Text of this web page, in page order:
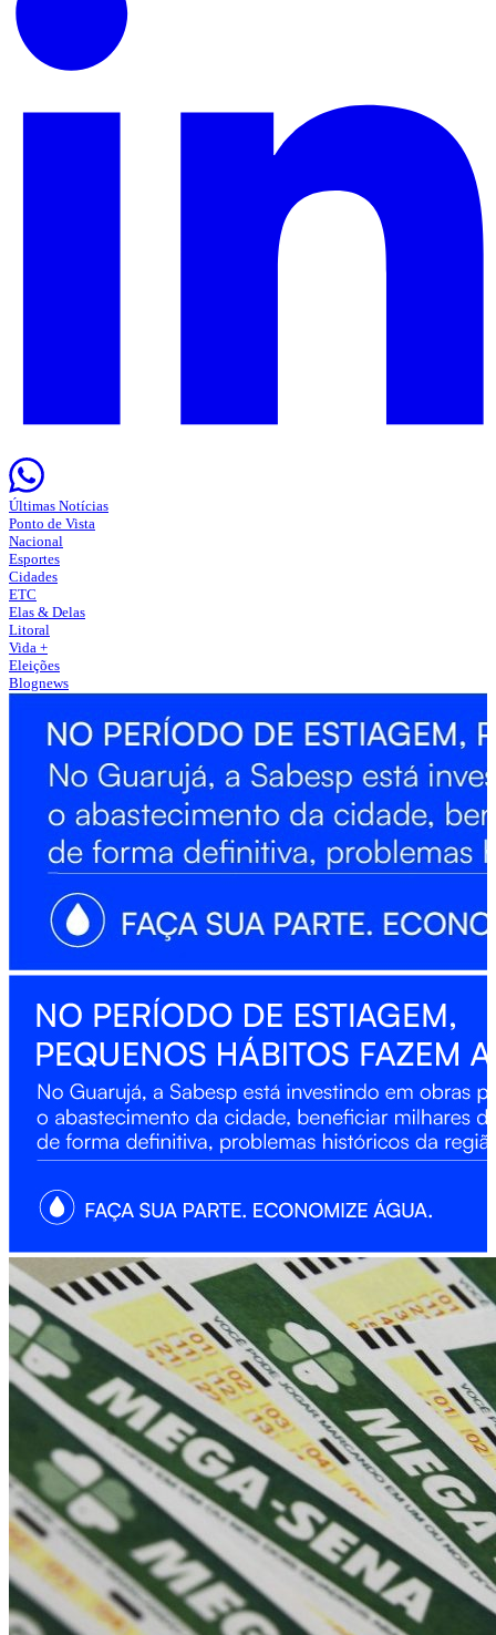
Últimas Notícias
Ponto de Vista
Nacional
Esportes
Cidades
ETC
Elas & Delas
Litoral
Vida +
Eleições
Blognews